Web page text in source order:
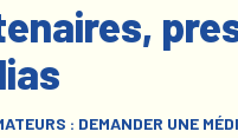
: DEMANDER UNE